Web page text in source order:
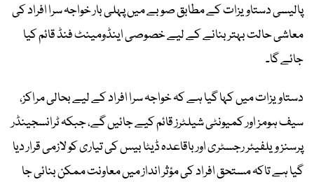
پالیسی دستاویزات کے مطابق صوبے میں پہلی بار خواجہ سرا افراد کی
معاشی حالت بہتر بنانے کے لیے خصوصی اینڈومینٹ فنڈ قائم کیا
جائے گا۔
دستاویزات میں کہا گیا ہے کہ خواجہ سرا افراد کے لیے بحالی مراکز،
سیف ہومز اور کمیونٹی شیلٹرز قائم کیے جائیں گے، جبکہ ٹرانسجینڈر
پرسنز ویلفیئر رجسٹری اور باقاعدہ ڈیٹا بیس کی تیاری کو لازمی قرار دیا
گیا ہے تاکہ مستحق افراد کی مؤثر انداز میں معاونت ممکن بنائی جا